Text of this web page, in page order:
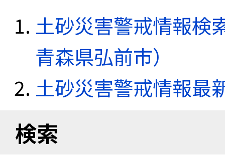
土砂災害警戒情報検
青森県弘前市）
土砂災害警戒情報最
検索